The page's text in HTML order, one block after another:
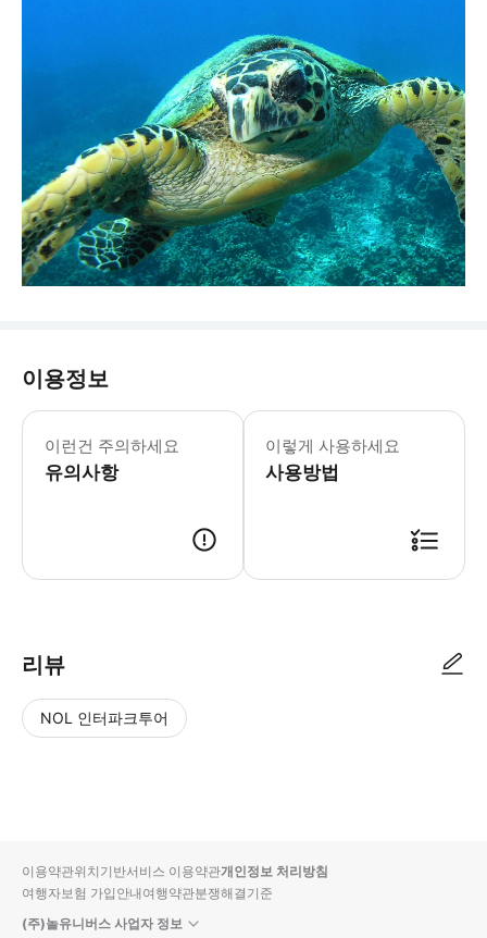
이용정보
이런건 주의하세요
유의사항
이렇게 사용하세요
사용방법
리뷰
NOL 인터파크투어
입니
다.
순
상
이용약관위치기반서비스 이용약관개인정보 처리방침
여행자보험 가입안내여행약관분쟁해결기준
(주)놀유니버스 사업자 정보